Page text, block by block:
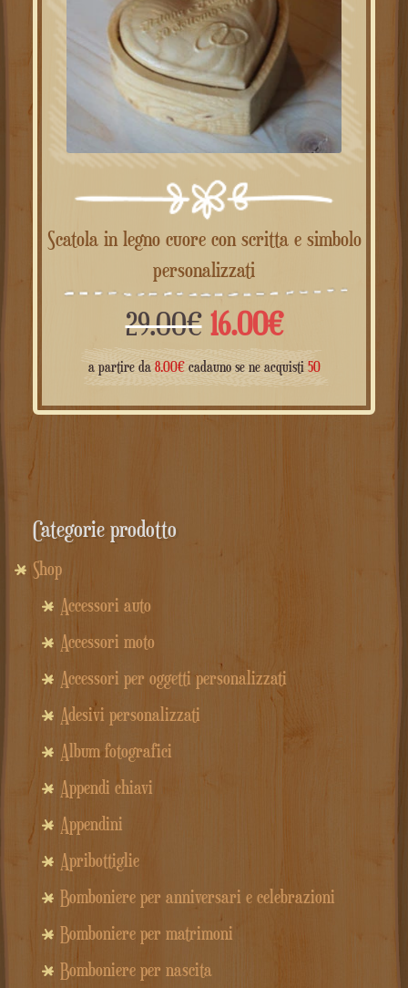
Scatola in legno cuore con scritta e simbolo
personalizzati
29.00€ Il
prezzo
originale
16.00€Il
prezzo
attuale
a partire da 8.00€cadauno se ne acquisti 50
Categorie prodotto
Shop
Accessori auto
Accessori moto
Accessori per oggetti personalizzati
Adesivi personalizzati
Album fotografici
Appendi chiavi
Appendini
Apribottiglie
Bomboniere per anniversari e celebrazioni
Bomboniere per matrimoni
Bomboniere per nascita